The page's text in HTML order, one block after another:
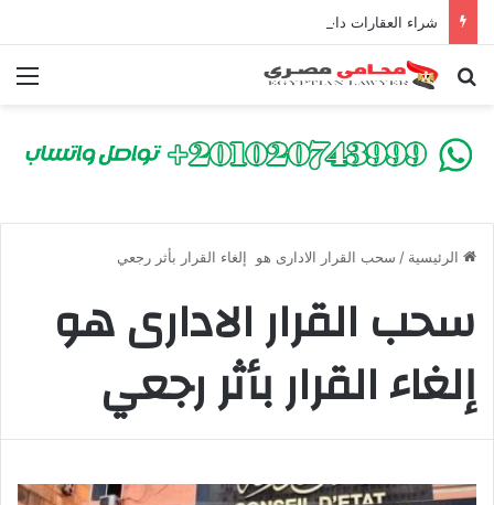
بحث عن
الرئيسية / سحب القرار الادارى هو إلغاء القرار بأثر رجعي
سحب القرار الادارى هو
إلغاء القرار بأثر رجعي